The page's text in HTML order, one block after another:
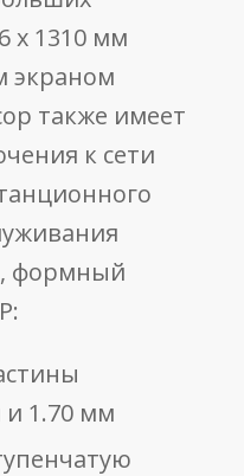
x 1310 мм
экраном
также имеет
к сети
формный
1.70 мм